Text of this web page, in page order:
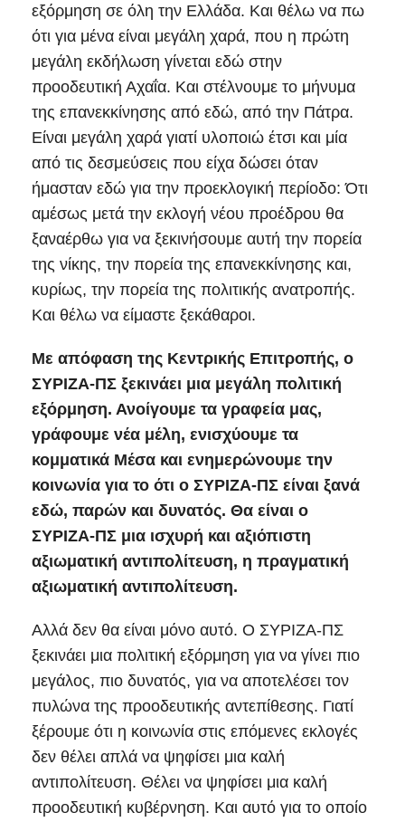
εξόρμηση σε όλη την Ελλάδα. Και θέλω να πω
ότι για μένα είναι μεγάλη χαρά, που η πρώτη
μεγάλη εκδήλωση γίνεται εδώ στην
προοδευτική Αχαΐα. Και στέλνουμε το μήνυμα
της επανεκκίνησης από εδώ, από την Πάτρα.
Είναι μεγάλη χαρά γιατί υλοποιώ έτσι και μία
από τις δεσμεύσεις που είχα δώσει όταν
ήμασταν εδώ για την προεκλογική περίοδο: Ότι
αμέσως μετά την εκλογή νέου προέδρου θα
ξαναέρθω για να ξεκινήσουμε αυτή την πορεία
της νίκης, την πορεία της επανεκκίνησης και,
κυρίως, την πορεία της πολιτικής ανατροπής.
Και θέλω να είμαστε ξεκάθαροι.
Με απόφαση της Κεντρικής Επιτροπής, ο
ΣΥΡΙΖΑ-ΠΣ ξεκινάει μια μεγάλη πολιτική
εξόρμηση. Ανοίγουμε τα γραφεία μας,
γράφουμε νέα μέλη, ενισχύουμε τα
κομματικά Mέσα και ενημερώνουμε την
κοινωνία για το ότι ο ΣΥΡΙΖΑ-ΠΣ είναι ξανά
εδώ, παρών και δυνατός. Θα είναι ο
ΣΥΡΙΖΑ-ΠΣ μια ισχυρή και αξιόπιστη
αξιωματική αντιπολίτευση, η πραγματική
αξιωματική αντιπολίτευση.
Αλλά δεν θα είναι μόνο αυτό. Ο ΣΥΡΙΖΑ-ΠΣ
ξεκινάει μια πολιτική εξόρμηση για να γίνει πιο
μεγάλος, πιο δυνατός, για να αποτελέσει τον
πυλώνα της προοδευτικής αντεπίθεσης. Γιατί
ξέρουμε ότι η κοινωνία στις επόμενες εκλογές
δεν θέλει απλά να ψηφίσει μια καλή
αντιπολίτευση. Θέλει να ψηφίσει μια καλή
προοδευτική κυβέρνηση. Και αυτό για το οποίο